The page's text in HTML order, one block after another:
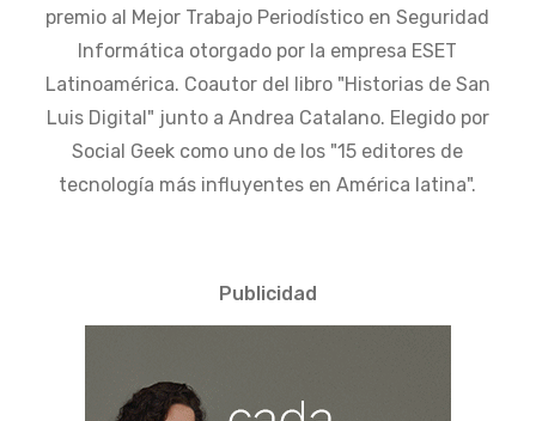
premio al Mejor Trabajo Periodístico en Seguridad
Informática otorgado por la empresa ESET
Latinoamérica. Coautor del libro "Historias de San
Luis Digital" junto a Andrea Catalano. Elegido por
Social Geek como uno de los "15 editores de
tecnología más influyentes en América latina".
Publicidad